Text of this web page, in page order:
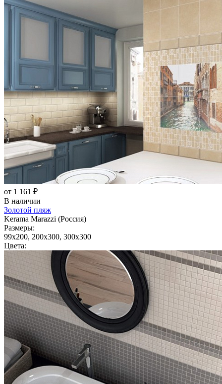
от 1 161 ₽
В наличии
Золотой пляж
Kerama Marazzi (Россия)
Размеры:
99x200, 200x300, 300x300
Цвета: